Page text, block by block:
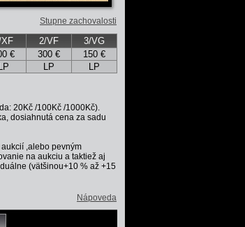
Stupne zachovalosti
XF 2/VF
3/VG
€ 300 €
150 €
LP LP LP
20Kč /100Kč /1000Kč).
dosiahnutá cena za sadu
,alebo pevným
na aukciu a taktiež aj
(vätšinou+10 % až +15
Nápoveda